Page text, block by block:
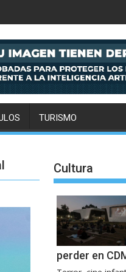
quiere abrir camino a
TURISMO
Cultura
perder en